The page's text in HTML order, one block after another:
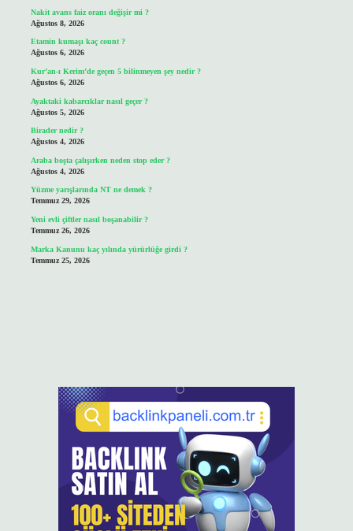
Nakit avans faiz oranı değişir mi ?
Ağustos 8, 2026
Etamin kumaşı kaç count ?
Ağustos 6, 2026
Kur’an-ı Kerim’de geçen 5 bilinmeyen şey nedir ?
Ağustos 6, 2026
Ayaktaki kabarcıklar nasıl geçer ?
Ağustos 5, 2026
Birader nedir ?
Ağustos 4, 2026
Araba boşta çalışırken neden stop eder ?
Ağustos 4, 2026
Yüzme yarışlarında NT ne demek ?
Temmuz 29, 2026
Yeni evli çiftler nasıl boşanabilir ?
Temmuz 26, 2026
Marka Kanunu kaç yılında yürürlüğe girdi ?
Temmuz 25, 2026